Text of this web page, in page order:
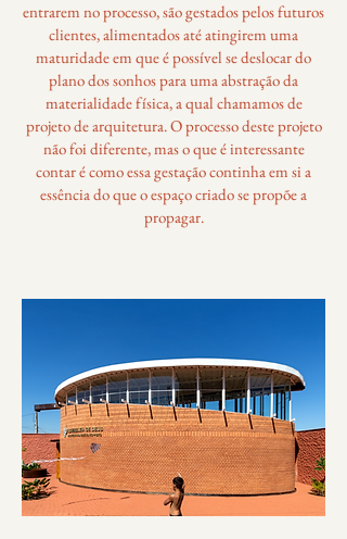
entrarem no processo, são gestados pelos futuros
clientes, alimentados até atingirem uma
maturidade em que é possível se deslocar do
plano dos sonhos para uma abstração da
materialidade física, a qual chamamos de
projeto de arquitetura. O processo deste projeto
não foi diferente, mas o que é interessante
contar é como essa gestação continha em si a
essência do que o espaço criado se propõe a
propagar.